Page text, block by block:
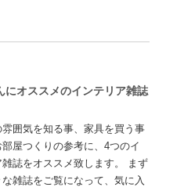
にオススメのインテリア雑誌
雰囲気を知る事、家具を買う事
部屋つくりの参考に、4つのイ
雑誌をオススメ致します。 まず
な雑誌をご覧になって、気に入